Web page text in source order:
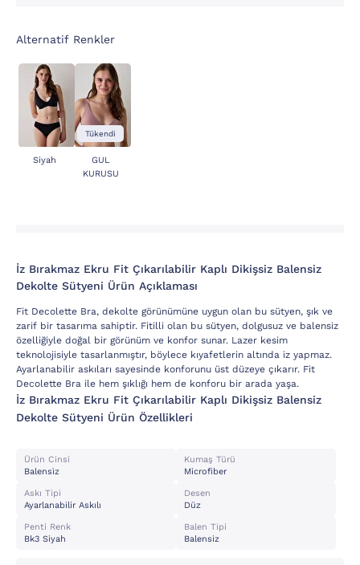
Alternatif Renkler
Siyah
Tükendi
GUL
KURUSU
İz Bırakmaz Ekru Fit Çıkarılabilir Kaplı Dikişsiz Balensiz
Dekolte Sütyeni Ürün Açıklaması
Fit Decolette Bra, dekolte görünümüne uygun olan bu sütyen, şık ve
zarif bir tasarıma sahiptir. Fitilli olan bu sütyen, dolgusuz ve balensiz
özelliğiyle doğal bir görünüm ve konfor sunar. Lazer kesim
teknolojisiyle tasarlanmıştır, böylece kıyafetlerin altında iz yapmaz.
Ayarlanabilir askıları sayesinde konforunu üst düzeye çıkarır. Fit
Decolette Bra ile hem şıklığı hem de konforu bir arada yaşa.
İz Bırakmaz Ekru Fit Çıkarılabilir Kaplı Dikişsiz Balensiz
Dekolte Sütyeni Ürün Özellikleri
Ürün Cinsi
Balensi̇z
Kumaş Türü
Microfiber
Askı Tipi
Ayarlanabilir Askılı
Desen
Düz
Penti Renk
Bk3 Siyah
Balen Tipi
Balensiz